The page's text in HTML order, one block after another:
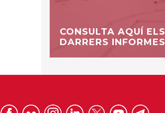
CONSULTA AQUÍ ELS
DARRERS INFORMES